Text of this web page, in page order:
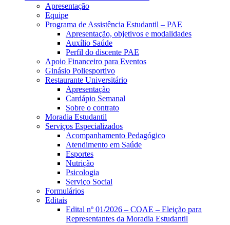
Apresentação
Equipe
Programa de Assistência Estudantil – PAE
Apresentação, objetivos e modalidades
Auxílio Saúde
Perfil do discente PAE
Apoio Financeiro para Eventos
Ginásio Poliesportivo
Restaurante Universitário
Apresentação
Cardápio Semanal
Sobre o contrato
Moradia Estudantil
Serviços Especializados
Acompanhamento Pedagógico
Atendimento em Saúde
Esportes
Nutrição
Psicologia
Serviço Social
Formulários
Editais
Edital nº 01/2026 – COAE – Eleição para
Representantes da Moradia Estudantil